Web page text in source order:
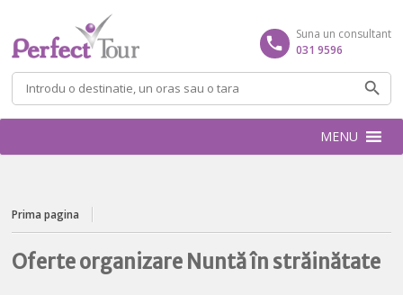
Caută
după:
Suna un consultant
031 9596
MENU
Prima pagina
Oferte organizare Nuntă în străinătate